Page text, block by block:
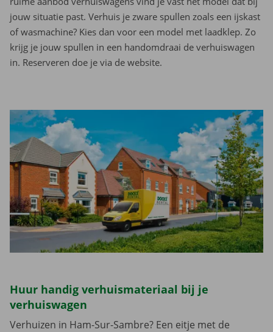
jouw situatie past. Verhuis je zware spullen zoals een ijskast
of wasmachine? Kies dan voor een model met laadklep. Zo
krijg je jouw spullen in een handomdraai de verhuiswagen
in. Reserveren doe je via de website.
Huur handig verhuismateriaal bij je
verhuiswagen
Verhuizen in Ham-Sur-Sambre? Een eitje met de